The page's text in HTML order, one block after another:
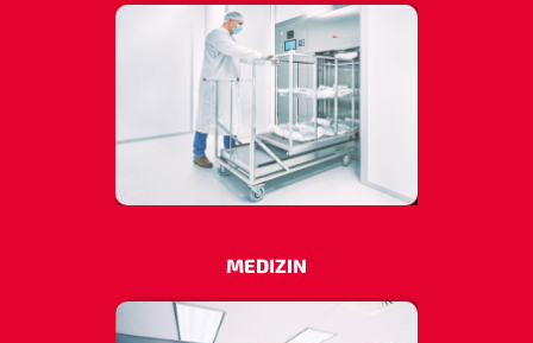
MEDIZIN